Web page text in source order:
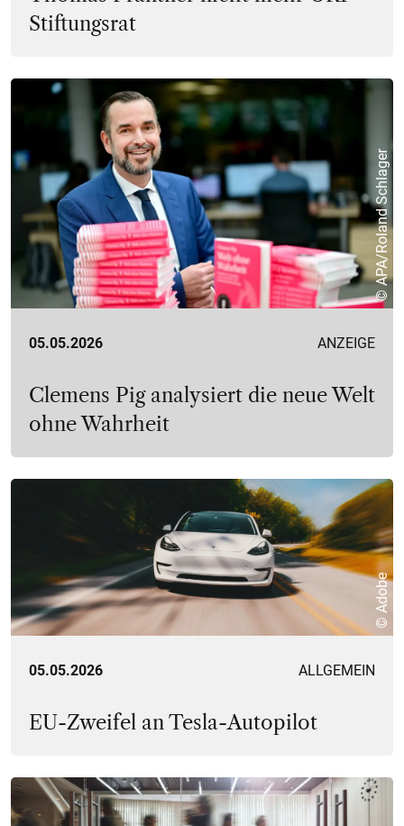
Stiftungsrat
© APA/Roland Schlager
05.05.2026 ANZEIGE
Clemens Pig analysiert die neue Welt
ohne Wahrheit
© Adobe
05.05.2026 ALLGEMEIN
EU-Zweifel an Tesla-Autopilot